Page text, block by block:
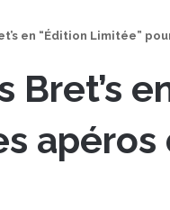
en “Édition Limitée”
apéros